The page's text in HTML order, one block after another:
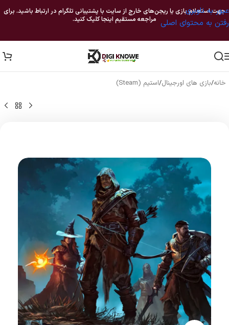
عبور به ناوبری
رفتن به محتوای اصلی
جهت استعلام بازی یا ریجن‌های خارج از سایت با پشتیبانی تلگرام در ارتباط باشید. برای
مراجعه مستقیم اینجا کلیک کنید.
خانه/بازی های اورجینال/استیم (Steam)